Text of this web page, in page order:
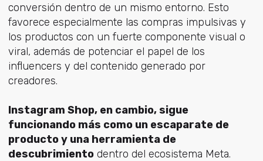
conversión dentro de un mismo entorno. Esto
favorece especialmente las compras impulsivas y
los productos con un fuerte componente visual o
viral, además de potenciar el papel de los
influencers y del contenido generado por
creadores.
Instagram Shop, en cambio, sigue
funcionando más como un escaparate de
producto y una herramienta de
descubrimientodentro del ecosistema Meta.